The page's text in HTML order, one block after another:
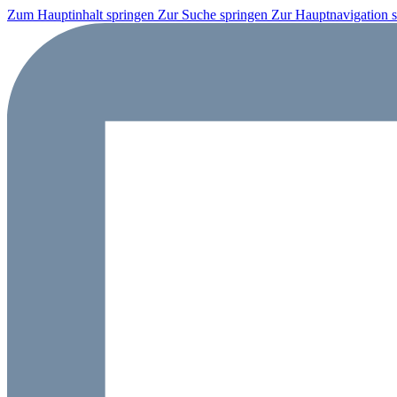
Zum Hauptinhalt springen Zur Suche springen Zur Hauptnavigation